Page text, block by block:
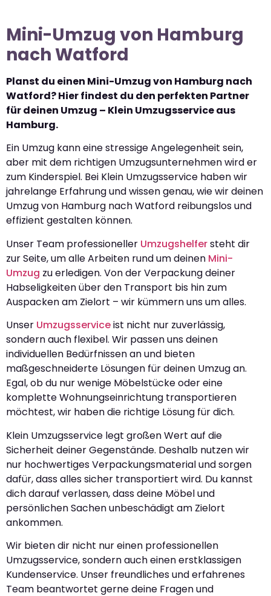
Mini-Umzug von Hamburg
nach Watford
Planst du einen Mini-Umzug von Hamburg nach
Watford? Hier findest du den perfekten Partner
für deinen Umzug – Klein Umzugsservice aus
Hamburg.
Ein Umzug kann eine stressige Angelegenheit sein,
aber mit dem richtigen Umzugsunternehmen wird er
zum Kinderspiel. Bei Klein Umzugsservice haben wir
jahrelange Erfahrung und wissen genau, wie wir deinen
Umzug von Hamburg nach Watford reibungslos und
effizient gestalten können.
Unser Team professioneller Umzugshelfersteht dir
zur Seite, um alle Arbeiten rund um deinen Mini-
Umzug zu erledigen. Von der Verpackung deiner
Habseligkeiten über den Transport bis hin zum
Auspacken am Zielort – wir kümmern uns um alles.
Unser Umzugsserviceist nicht nur zuverlässig,
sondern auch flexibel. Wir passen uns deinen
individuellen Bedürfnissen an und bieten
maßgeschneiderte Lösungen für deinen Umzug an.
Egal, ob du nur wenige Möbelstücke oder eine
komplette Wohnungseinrichtung transportieren
möchtest, wir haben die richtige Lösung für dich.
Klein Umzugsservice legt großen Wert auf die
Sicherheit deiner Gegenstände. Deshalb nutzen wir
nur hochwertiges Verpackungsmaterial und sorgen
dafür, dass alles sicher transportiert wird. Du kannst
dich darauf verlassen, dass deine Möbel und
persönlichen Sachen unbeschädigt am Zielort
ankommen.
Wir bieten dir nicht nur einen professionellen
Umzugsservice, sondern auch einen erstklassigen
Kundenservice. Unser freundliches und erfahrenes
Team beantwortet gerne deine Fragen und